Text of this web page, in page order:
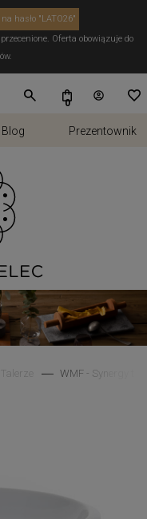
na hasło "LATO26"
Oferta obowiązuje do
Blog Prezentownik
Talerze WMF - Synergy